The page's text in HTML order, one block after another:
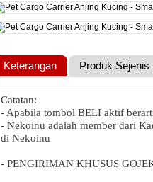
Keterangan Produk Sejenis
Catatan:
- Apabila tombol BELI aktif
- Nekoinu adalah member dari
di Nekoinu
- PENGIRIMAN KHUSUS